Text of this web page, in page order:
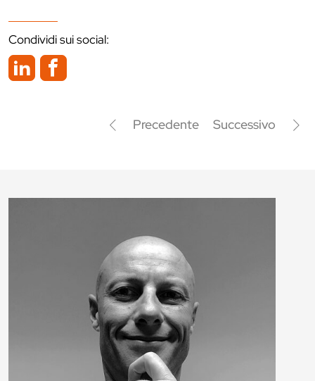
Condividi sui social:
Precedente Successivo